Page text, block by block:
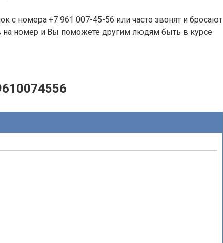
с номера +7 961 007-45-56 или часто звонят и бросают
на номер и Вы поможете другим людям быть в курсе